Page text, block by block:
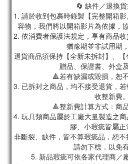
🔄 缺件／退換
1. 請於收到包裹時錄製【完整開箱
容物，我們將以開箱影片為依據，
2. 依消費者保護法規定，享有商品收
猶豫期並非試用期
退貨商品須保持【全新未拆封】、【
贈品、保證書、外盒
🔺若有缺漏或毀損，恕
3. 已拆封之商品，均不接受退貨，
收整新費。
🔺整新費計算方式：商
4. 玩具類商品屬於工廠大量製造之
膠、小瑕疵皆屬正
非斷裂、缺件，皆不算瑕疵品，恕不
請勿下標，以免
5. 新品瑕疵可依各家代理商／